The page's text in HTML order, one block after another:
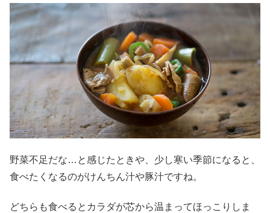
野菜不足だな…と感じたときや、少し寒い季節になると、
食べたくなるのがけんちん汁や豚汁ですね。
どちらも食べるとカラダが芯から温まってほっこりしま